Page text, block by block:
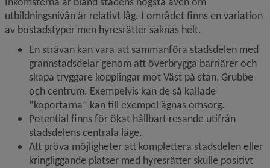
utbildningsnivån är relativt låg. I området finns en variation
av bostadstyper men hyresrätter saknas helt.
En strävan kan vara att sammanföra stadsdelen med
grannstadsdelar genom att överbrygga barriärer och
skapa tryggare kopplingar mot Väst på stan, Grubbe
och centrum. Exempelvis kan de så kallade
“koportarna” kan till exempel ägnas omsorg.
Potential finns för ökat hållbart resande utifrån
stadsdelens centrala läge.
Att pröva möjligheter att komplettera stadsdelen eller
kringliggande platser med hyresrätter skulle positivt